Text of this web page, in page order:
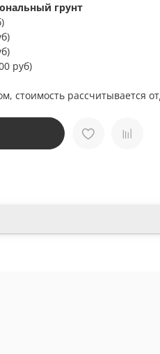
грунт
)
)
)
руб)
стоимость рассчитывается